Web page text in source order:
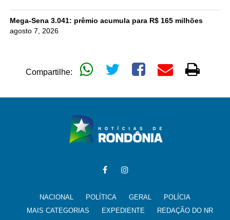
Mega-Sena 3.041: prêmio acumula para R$ 165 milhões
agosto 7, 2026
Compartilhe:
NACIONAL POLÍTICA GERAL
POLÍCIA
MAIS CATEGORIAS
EXPEDIENTE REDAÇÃO DO NR